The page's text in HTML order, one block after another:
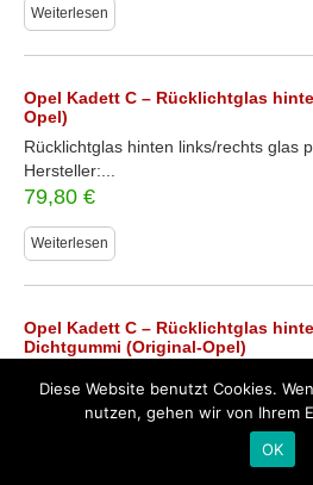
Weiterlesen
Opel Kadett C – Rücklichtglas
Opel)
Rücklichtglas hinten links/rechts glas
Hersteller:...
79,80 €
Weiterlesen
Opel Kadett C – Rücklichtglas
Dichtgummi (Original-Opel)
with sealing rubber Hersteller:...
Diese Website benutzt Cookies.
nutzen, gehen wir von Ihrem
OK